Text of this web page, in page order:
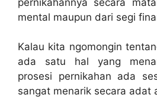
mental maupun dari segi
Kalau kita ngomongin
ada satu hal yang
prosesi pernikahan ada
sangat menarik secara adat